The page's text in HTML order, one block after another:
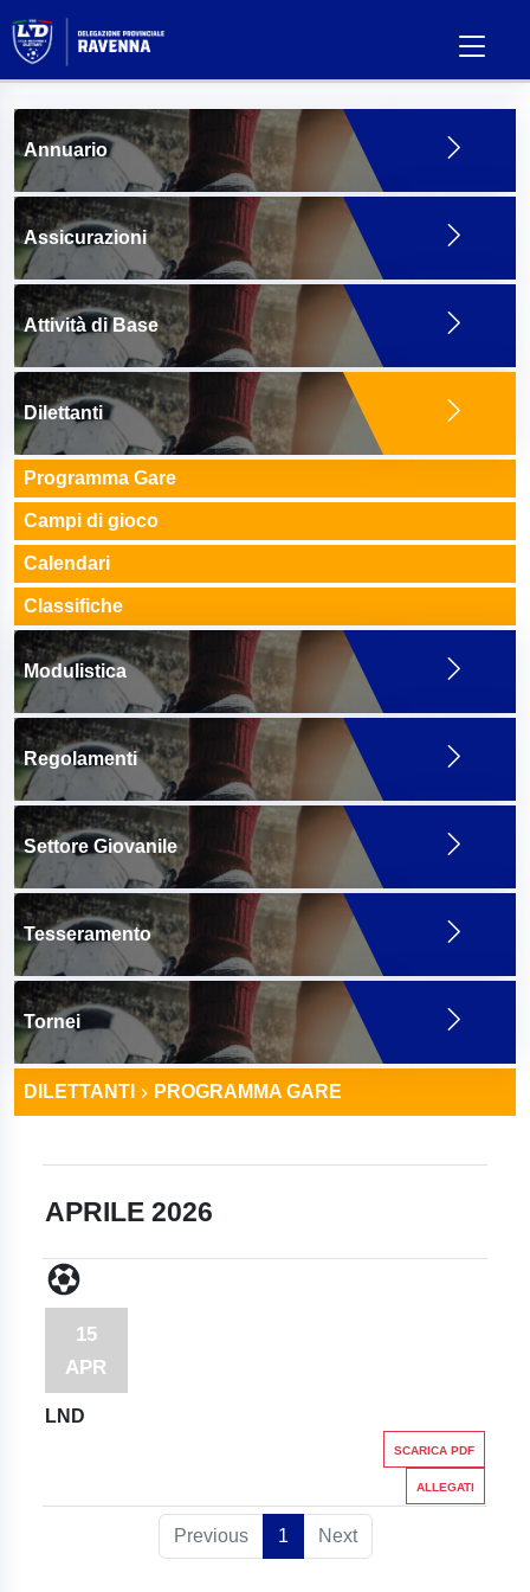
Annuario
Assicurazioni
Attività di Base
Dilettanti
Programma Gare
Campi di gioco
Calendari
Classifiche
Modulistica
Regolamenti
Settore Giovanile
Tesseramento
Tornei
DILETTANTI PROGRAMMA GARE
APRILE 2026
15
APR
LND
SCARICA PDF
ALLEGATI
Previous 1 Next